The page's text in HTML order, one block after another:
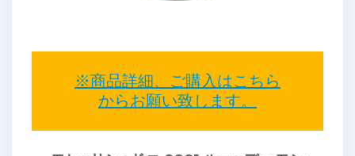
※商品詳細、ご購入はこちら
からお願い致します。